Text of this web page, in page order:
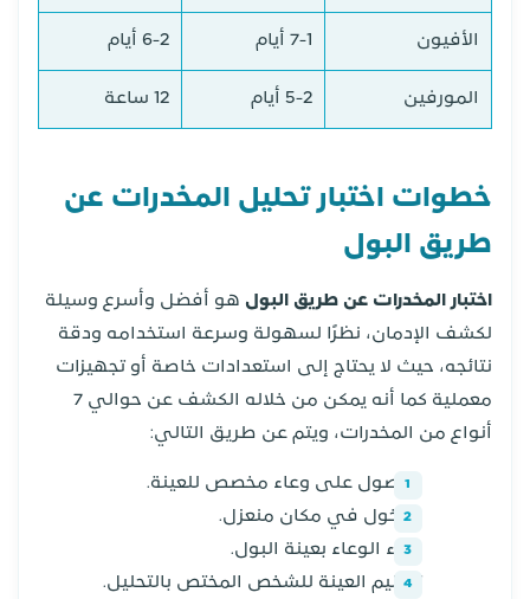
الأفيون 7-1 أيام 6-2 أيام
المورفين 5-2 أيام 12 ساعة
خطوات اختبار تحليل المخدرات عن
طريق البول
اختبار المخدرات عن طريق البول هو أفضل وأسرع وسيلة
لكشف الإدمان، نظرًا لسهولة وسرعة استخدامه ودقة
نتائجه، حيث لا يحتاج إلى استعدادات خاصة أو تجهيزات
معملية كما أنه يمكن من خلاله الكشف عن حوالي 7
أنواع من المخدرات، ويتم عن طريق التالي:
الحصول على وعاء مخصص للعينة.
الدخول في مكان منعزل.
ملء الوعاء بعينة البول.
تسليم العينة للشخص المختص بالتحليل.